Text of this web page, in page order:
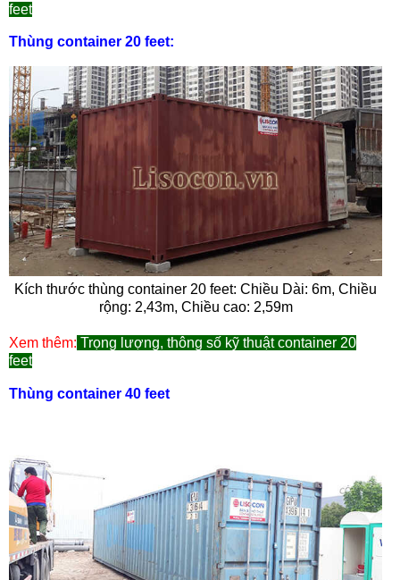
feet
Thùng container 20 feet:
Kích thước thùng container 20 feet: Chiều Dài: 6m, Chiều
rộng: 2,43m, Chiều cao: 2,59m
Xem thêm: Trọng lượng, thông số kỹ thuật container 20
feet
Thùng container 40 feet